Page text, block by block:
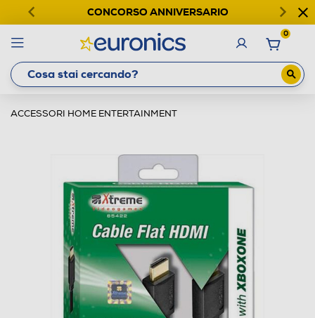
CONCORSO ANNIVERSARIO
0
ACCESSORI HOME ENTERTAINMENT